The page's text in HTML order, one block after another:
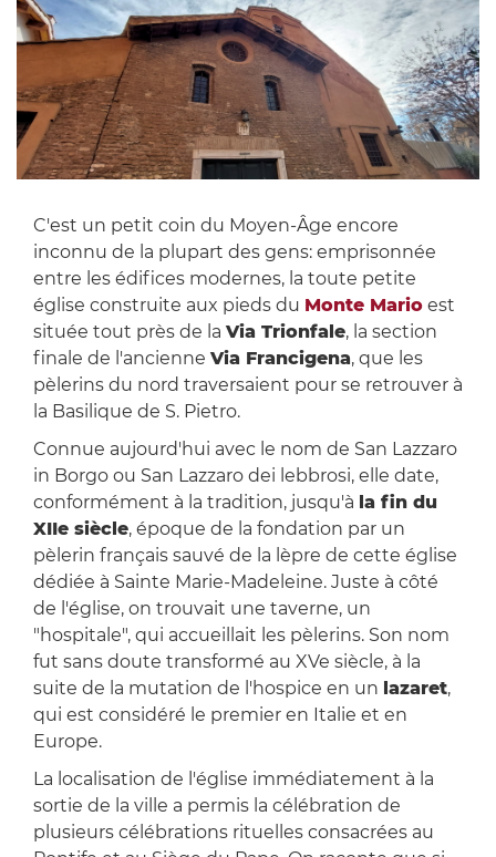
C'est un petit coin du Moyen-Âge encore
inconnu de la plupart des gens: emprisonnée
entre les édifices modernes, la toute petite
église construite aux pieds du Monte Marioest
située tout près de la Via Trionfale, la section
finale de l'ancienne Via Francigena, que les
pèlerins du nord traversaient pour se retrouver à
la Basilique de S. Pietro.
Connue aujourd'hui avec le nom de San Lazzaro
in Borgo ou San Lazzaro dei lebbrosi, elle date,
conformément à la tradition, jusqu'à la fin du
XIIe siècle, époque de la fondation par un
pèlerin français sauvé de la lèpre de cette église
dédiée à Sainte Marie-Madeleine. Juste à côté
de l'église, on trouvait une taverne, un
"hospitale", qui accueillait les pèlerins. Son nom
fut sans doute transformé au XVe siècle, à la
suite de la mutation de l'hospice en un lazaret,
qui est considéré le premier en Italie et en
Europe.
La localisation de l'église immédiatement à la
sortie de la ville a permis la célébration de
plusieurs célébrations rituelles consacrées au